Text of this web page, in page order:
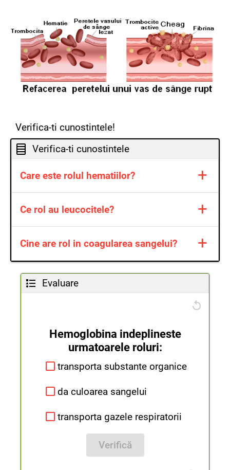
Verifica-ti cunostintele!
Verifica-ti cunostintele
Care este rolul hematiilor? +
Hematiile transporta gazele respiratorii.
Ce rol au leucocitele? +
Leucocitele ne apara organismul de
microbi.
Cine are rol in coagularea sangelui? +
Coagularea sangeliu se realizeaza cu
ajutorul plasmei si trombocitelor.
Evaluare
Hemoglobina indeplineste
urmatoarele roluri:
transporta substante organice
da culoarea sangelui
transporta gazele respiratorii
Verifică